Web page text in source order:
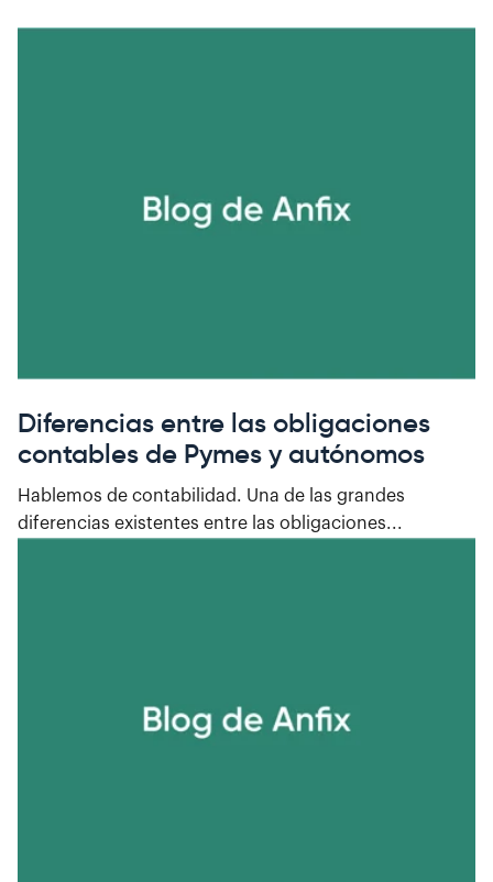
Diferencias entre las obligaciones
contables de Pymes y autónomos
Hablemos de contabilidad. Una de las grandes
diferencias existentes entre las obligaciones...